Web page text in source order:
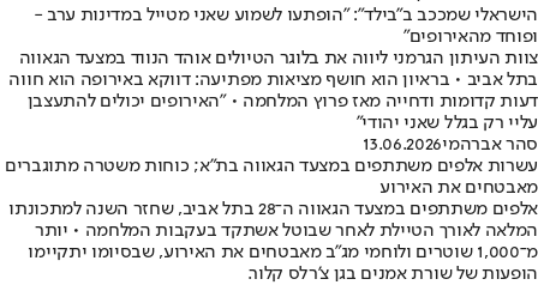
הישראלי שמככב ב"בילד": "הופתעו לשמוע שאני מטייל במדינות ערב -
ופוחד מהאירופים"
צוות העיתון הגרמני ליווה את בלוגר הטיולים אוהד הנווד במצעד הגאווה
בתל אביב • בראיון הוא חושף מציאות מפתיעה: דווקא באירופה הוא חווה
דעות קדומות ודחייה מאז פרוץ המלחמה • "האירופים יכולים להתעצבן
עליי רק בגלל שאני יהודי"
סהר אברהמי13.06.2026
עשרות אלפים משתתפים במצעד הגאווה בת"א; כוחות משטרה מתוגברים
מאבטחים את האירוע
אלפים משתתפים במצעד הגאווה ה־28 בתל אביב, שחזר השנה למתכונתו
המלאה לאורך הטיילת לאחר שבוטל אשתקד בעקבות המלחמה • יותר
מ־1,000 שוטרים ולוחמי מג"ב מאבטחים את האירוע, שבסיומו יתקיימו
הופעות של שורת אמנים בגן צ'רלס קלור.